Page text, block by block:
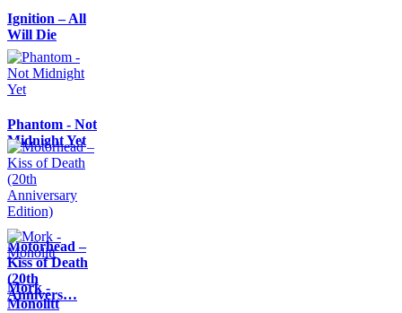
Ignition – All
Will Die
Phantom - Not
Midnight Yet
Motörhead –
Kiss of Death
(20th
Annivers…
Mork -
Monolitt